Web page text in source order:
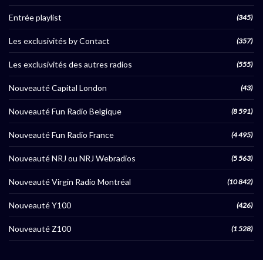
Entrée playlist (345)
Les exclusivités by Contact (357)
Les exclusivités des autres radios (555)
Nouveauté Capital London (43)
Nouveauté Fun Radio Belgique (8 591)
Nouveauté Fun Radio France (4 495)
Nouveauté NRJ ou NRJ Webradios (5 563)
Nouveauté Virgin Radio Montréal (10 842)
Nouveauté Y100 (426)
Nouveauté Z100 (1 528)